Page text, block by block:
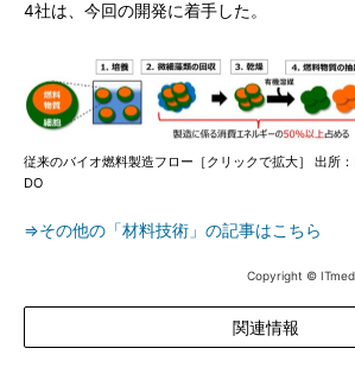
4社は、今回の開発に着手した。
従来のバイオ燃料製造フロー［クリックで拡大］ 出所：
DO
⇒その他の「材料技術」の記事はこちら
Copyright ©
関連情報